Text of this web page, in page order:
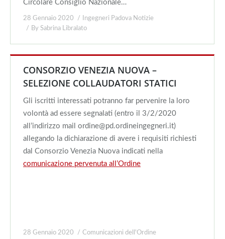
Circolare Consiglio Nazionale…
28 Gennaio 2020
Ingegneri Padova Notizie
By Sabrina Libralato
CONSORZIO VENEZIA NUOVA –
SELEZIONE COLLAUDATORI STATICI
Gli iscritti interessati potranno far pervenire la loro
volontà ad essere segnalati (entro il 3/2/2020
all’indirizzo mail ordine@pd.ordineingegneri.it)
allegando la dichiarazione di avere i requisiti richiesti
dal Consorzio Venezia Nuova indicati nella
comunicazione pervenuta all’Ordine
28 Gennaio 2020
Comunicazioni dell'Ordine